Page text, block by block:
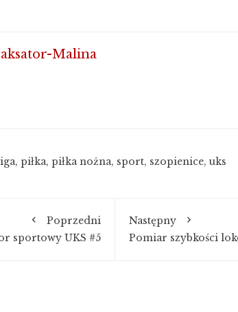
Malina
, piłka, piłka nożna, sport, szopienice, uks
Poprzedni
sportowy UKS #5
Następny
Pomiar szybkości